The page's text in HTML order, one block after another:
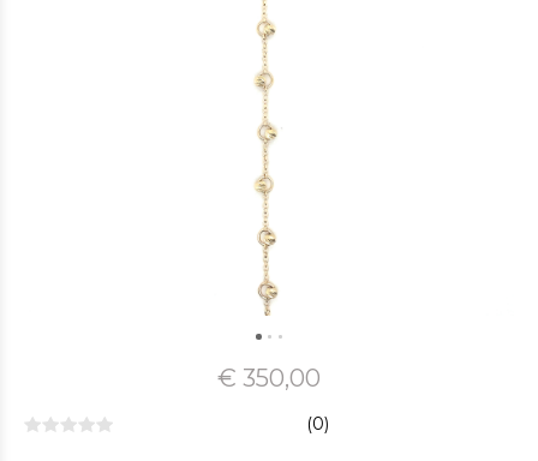
€ 350,00
(0)